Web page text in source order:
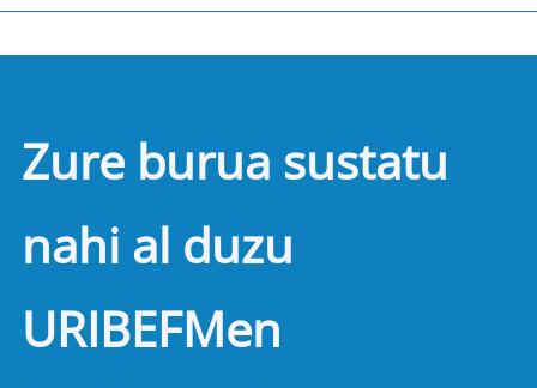
Zure burua sustatu
nahi al duzu
URIBEFMen